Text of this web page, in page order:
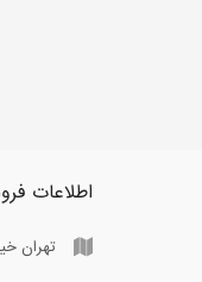
اطلاعات
تهران